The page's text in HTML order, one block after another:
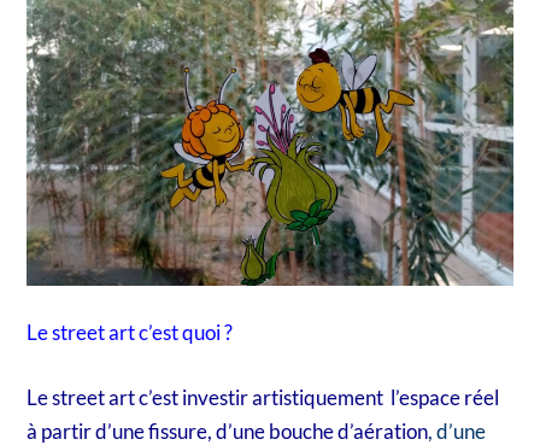
Le street artc’est quoi ?
Le street art c’est investir artistiquement l’espace réel
à partir d’une fissure, d’une bouche d’aération, d’une